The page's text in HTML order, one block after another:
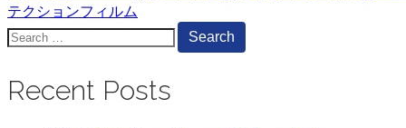
テクションフィルム
Search
for:
Recent Posts